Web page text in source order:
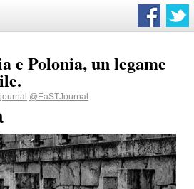
Polonia, un legame
@EaSTJournal